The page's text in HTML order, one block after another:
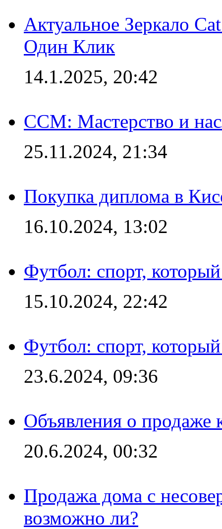
Актуальное Зеркало
Один Клик
14.1.2025, 20:42
CCM: Мастерство и
25.11.2024, 21:34
Покупка диплома в
16.10.2024, 13:02
Футбол: спорт,
15.10.2024, 22:42
Футбол: спорт,
23.6.2024, 09:36
Объявления о продаже
20.6.2024, 00:32
Продажа дома с
возможно ли?